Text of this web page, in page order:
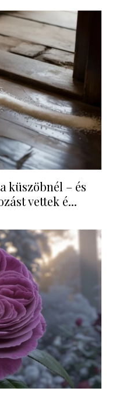
küszöbnél – és
vettek é...